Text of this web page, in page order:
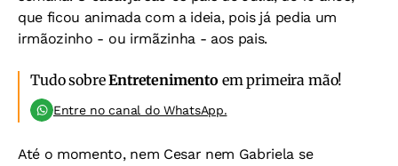
que ficou animada com a ideia, pois já pedia um
irmãozinho - ou irmãzinha - aos pais.
Tudo sobreEntretenimento em primeira mão!
Entre no canal do WhatsApp.
Até o momento, nem Cesar nem Gabriela se